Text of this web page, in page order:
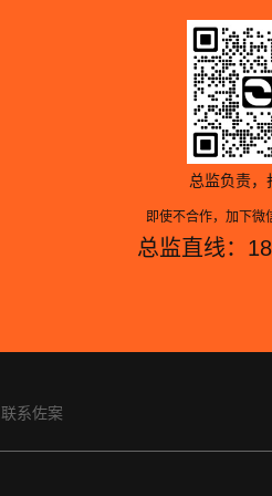
总监负责，
即使不合作，加下微
总监直线：
联系佐案